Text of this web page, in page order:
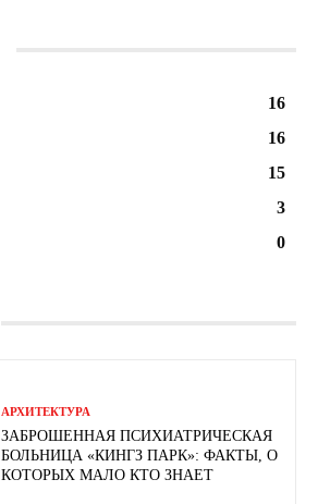
16
16
15
3
0
АРХИТЕКТУРА
ЗАБРОШЕННАЯ ПСИХИАТРИЧЕСКАЯ
БОЛЬНИЦА «КИНГЗ ПАРК»: ФАКТЫ, О
КОТОРЫХ МАЛО КТО ЗНАЕТ